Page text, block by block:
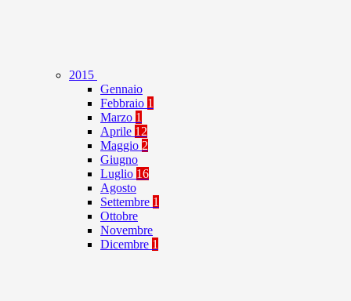
2015
Gennaio
Febbraio 1
Marzo 1
Aprile 12
Maggio 2
Giugno
Luglio 16
Agosto
Settembre 1
Ottobre
Novembre
Dicembre 1